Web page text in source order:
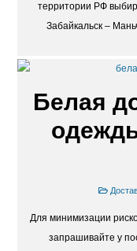
территории РФ
Забайкальск –
Белая
Для минимизации
запрашивайте у